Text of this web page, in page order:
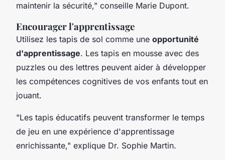
maintenir la sécurité," conseille Marie Dupont.
Encourager l'apprentissage
Utilisez les tapis de sol comme une opportunité
d'apprentissage. Les tapis en mousse avec des
puzzles ou des lettres peuvent aider à développer
les compétences cognitives de vos enfants tout en
jouant.
"Les tapis éducatifs peuvent transformer le temps
de jeu en une expérience d'apprentissage
enrichissante," explique Dr. Sophie Martin.